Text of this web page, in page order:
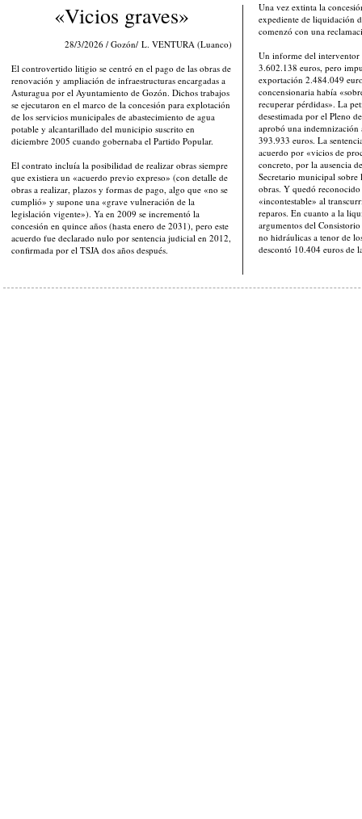
«Vicios graves»
28/3/2026 / Gozón/ L. VENTURA (Luanco)
El controvertido litigio se centró en el pago de las obras de
renovación y ampliación de infraestructuras encargadas a
Asturagua por el Ayuntamiento de Gozón. Dichos trabajos
se ejecutaron en el marco de la concesión para explotación
de los servicios municipales de abastecimiento de agua
potable y alcantarillado del municipio suscrito en
diciembre 2005 cuando gobernaba el Partido Popular.
El contrato incluía la posibilidad de realizar obras siempre
que existiera un «acuerdo previo expreso» (con detalle de
obras a realizar, plazos y formas de pago, algo que «no se
cumplió» y supone una «grave vulneración de la
legislación vigente»). Ya en 2009 se incrementó la
concesión en quince años (hasta enero de 2031), pero este
acuerdo fue declarado nulo por sentencia judicial en 2012,
confirmada por el TSJA dos años después.
Una vez extinta la
expediente de liquidación
comenzó con una
Un informe del
3.602.138 euros, pero
exportación 2.484.049
concensionaria había
recuperar pérdidas». La
desestimada por el Pleno
aprobó una
393.933 euros. La
acuerdo por «vicios de
concreto, por la ausencia
Secretario municipal
obras. Y quedó
«incontestable» al
reparos. En cuanto a la
argumentos del
no hidráulicas a tenor de
descontó 10.404 euros de